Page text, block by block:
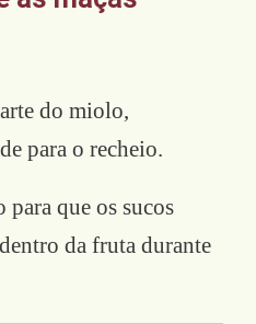
do miolo,
para o recheio.
que os sucos
da fruta durante